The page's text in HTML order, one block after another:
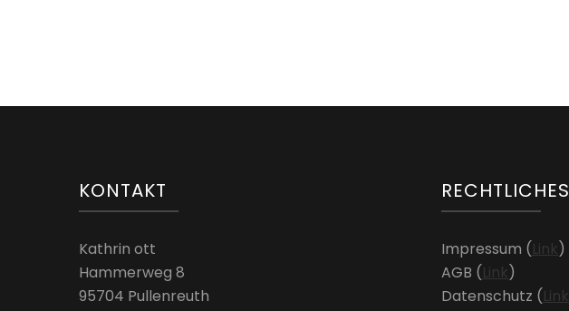
KONTAKT
Kathrin ott
Hammerweg 8
95704 Pullenreuth
RECHTLICHES
Impressum (Link)
AGB (Link)
Datenschutz (Link